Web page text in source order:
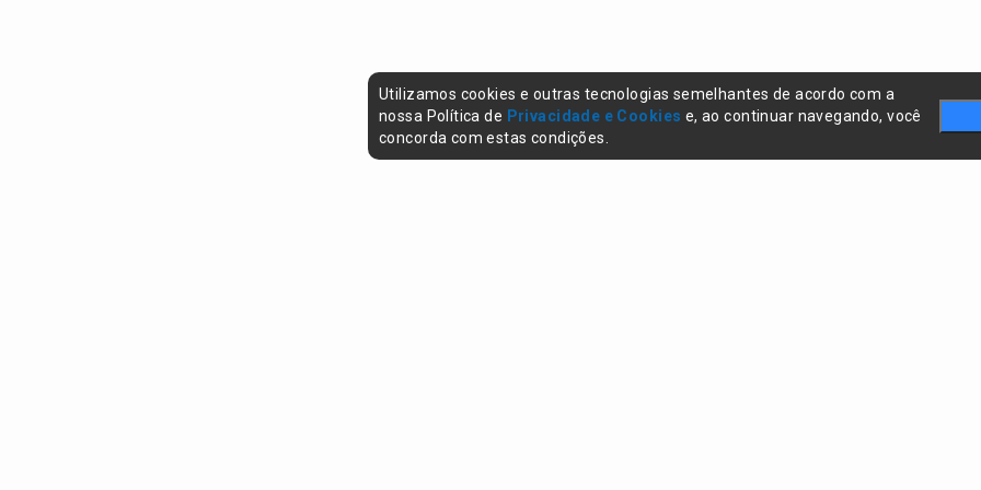
Utilizamos cookies e outras tecnologias semelhantes de acordo com a
nossa Política de Privacidade e Cookies e, ao continuar navegando, você
concorda com estas condições.